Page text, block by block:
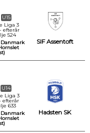
U15
Liga 3
- efterår
524
Danmark
SIF Assentoft
U14
Liga 3
- efterår
633
Danmark
Hadsten SK